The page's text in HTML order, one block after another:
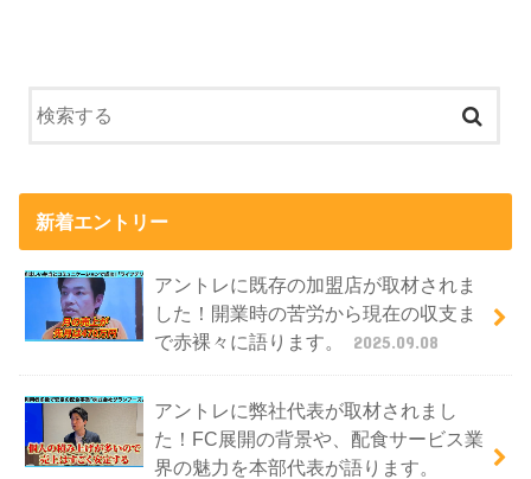
新着エントリー
アントレに既存の加盟店が取材されま
した！開業時の苦労から現在の収支ま
で赤裸々に語ります。
2025.09.08
アントレに弊社代表が取材されまし
た！FC展開の背景や、配食サービス業
界の魅力を本部代表が語ります。